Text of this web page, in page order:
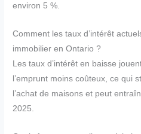
environ 5 %.
Comment les taux d’intérêt
immobilier en Ontario ?
Les taux d’intérêt en baisse
l’emprunt moins coûteux, ce qui
l’achat de maisons et peut
2025.